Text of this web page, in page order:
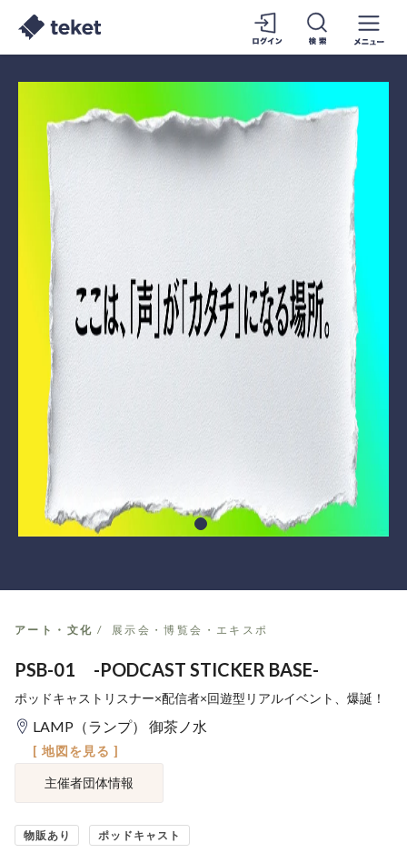
アート・文化 展示会・博覧会・エキスポ
PSB-01 -PODCAST STICKER BASE-
ポッドキャストリスナー×配信者×回遊型リアルイベント、爆誕！
LAMP（ランプ） 御茶ノ水
[ 地図を見る ]
主催者団体情報
物販あり ポッドキャスト